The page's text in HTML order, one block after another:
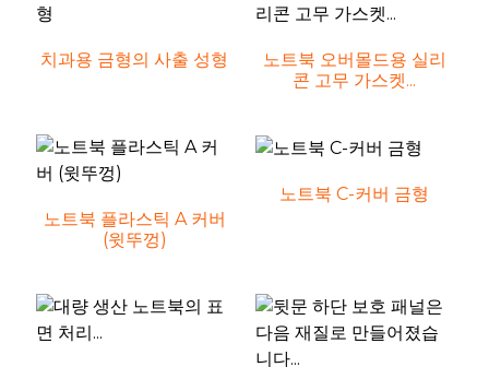
치과용 금형의 사출 성형
노트북 오버몰드용 실리
콘 고무 가스켓...
노트북 플라스틱 A 커버
(윗뚜껑)
노트북 C-커버 금형